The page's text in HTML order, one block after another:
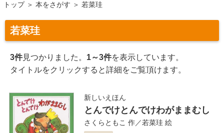
トップ 本をさがす 若菜珪
若菜珪
3件見つかりました。 1～3件を表示しています。
タイトルをクリックすると詳細をご覧頂けます。
新しいえほん
とんでけとんでけわがままむし
さくらともこ 作／若菜珪 絵